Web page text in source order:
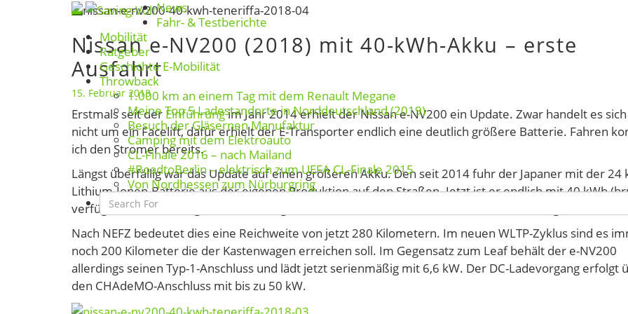
navigation
News
Fahr- & Testberichte
Mobilität
Ratgeber
Geschichte E-Mobilität
Throwback
1.000 km an einem Tag mit dem Renault Megane
Meine Top 5 Ladestandorte in Norddeutschland (2019)
Besuch der Gläsernen Manufaktur
Camping mit dem Elektroauto
CL-Finale 2016 – nach Mailand
#RoadtoBerlin – elektrisch zum UEFA CL-Finale 2015
Von Nordhessen zum Nürburgring
Search
Icon
Nissan
e-
NV200
(2018)
mit
40-
kWh-
–
erste
Ausfahrt
Nissan e-NV200 (2018) mit 40-kWh-Akku – erste
Ausfahrt
15. Februar 2018
Erstmals seit der Einführungim Jahr 2014 erhielt der Nissan e-NV200 ein Update. Zwar handelt es
nicht um ein Facelift, dafür erhielt der E-Transporter endlich eine deutlich größere Batterie. Fahren
ich den Stromer bereits.
Längst überfällig war das Update auf einen größeren Akku. Den seit 2014 fuhr der Japaner mit der 24
Lithium-Ionen-Batterie aus der eigenen Produktion auf den Straßen. Jetzt ist er endlich mit 40 kWh
verfügbar. Gut, bestätigt wurde dies eigentlich bereits
Nach NEFZ bedeutet dies eine Reichweite von jetzt 280 Kilometern. Im neuen WLTP-Zyklus sind es
noch 200 Kilometer die der Kastenwagen erreichen soll. Im Gegensatz zum Leaf behält der e-NV200
allerdings seinen Typ-1-Anschluss und lädt jetzt serienmäßig mit 6,6 kW. Der DC-Ladevorgang erfolgt
den CHAdeMO-Anschluss mit bis zu 50 kW.